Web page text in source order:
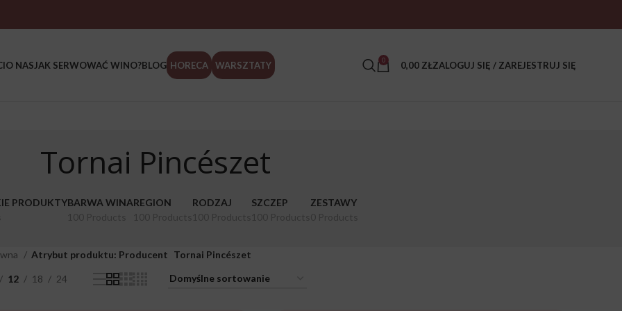
O NASJAK SERWOWAĆ WINO?BLOG HORECA WARSZTATY 0 0,00 ZŁZALOGUJ SIĘ / ZAREJESTRUJ SIĘ
Tornai Pincészet
PRODUKTYBARWA WINAREGION
RODZAJ
SZCZEP
ZESTAWY
Atrybut produktu: Producent Tornai Pincészet
12 18 24